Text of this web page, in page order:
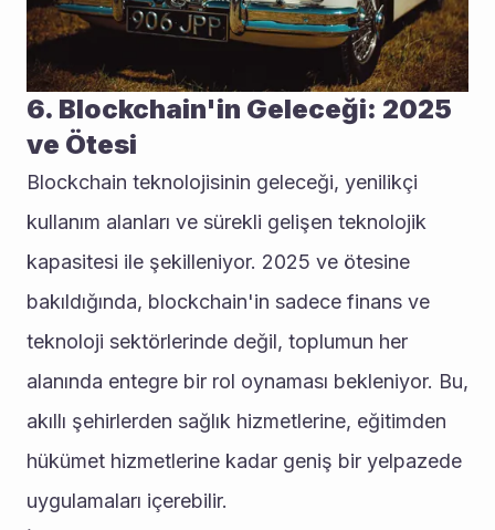
6. Blockchain'in Geleceği: 2025
ve Ötesi
Blockchain teknolojisinin geleceği, yenilikçi
kullanım alanları ve sürekli gelişen teknolojik
kapasitesi ile şekilleniyor. 2025 ve ötesine
bakıldığında, blockchain'in sadece finans ve
teknoloji sektörlerinde değil, toplumun her
alanında entegre bir rol oynaması bekleniyor. Bu,
akıllı şehirlerden sağlık hizmetlerine, eğitimden
hükümet hizmetlerine kadar geniş bir yelpazede
uygulamaları içerebilir.